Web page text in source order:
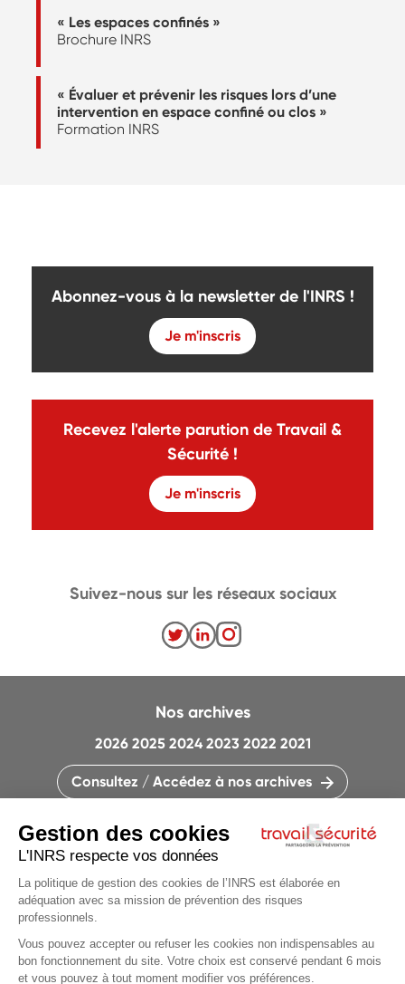
Articles du
« Les espaces confinés »
Brochure INRS
« Évaluer et prévenir les risques lors d’une
intervention en espace confiné ou clos »
Formation INRS
Abonnez-vous à la newsletter de l'INRS !
Je m'inscris
Recevez l'alerte parution de Travail &
Sécurité !
Je m'inscris
CONTACTEZ LA RÉDACTION
QUI SOMMES-NOUS ?
PLAN DU SITE
PARAMÈTRES DES COOKIES
Nos archives
2026 2025 2024 2023 2022 2021
Consultez / Accédez à nos archives
Suivez-nous sur les réseaux sociaux